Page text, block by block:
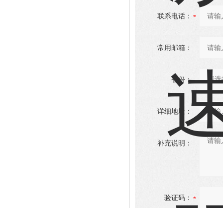
联系电话：
常用邮箱：
省份：
详细地址：
补充说明：
验证码：